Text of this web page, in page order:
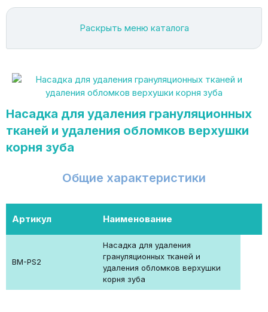
Раскрыть меню каталога
Насадка для удаления грануляционных
тканей и удаления обломков верхушки
корня зуба
Общие характеристики
Артикул Наименование
BM-PS2
Насадка для удаления
грануляционных тканей и
удаления обломков верхушки
корня зуба